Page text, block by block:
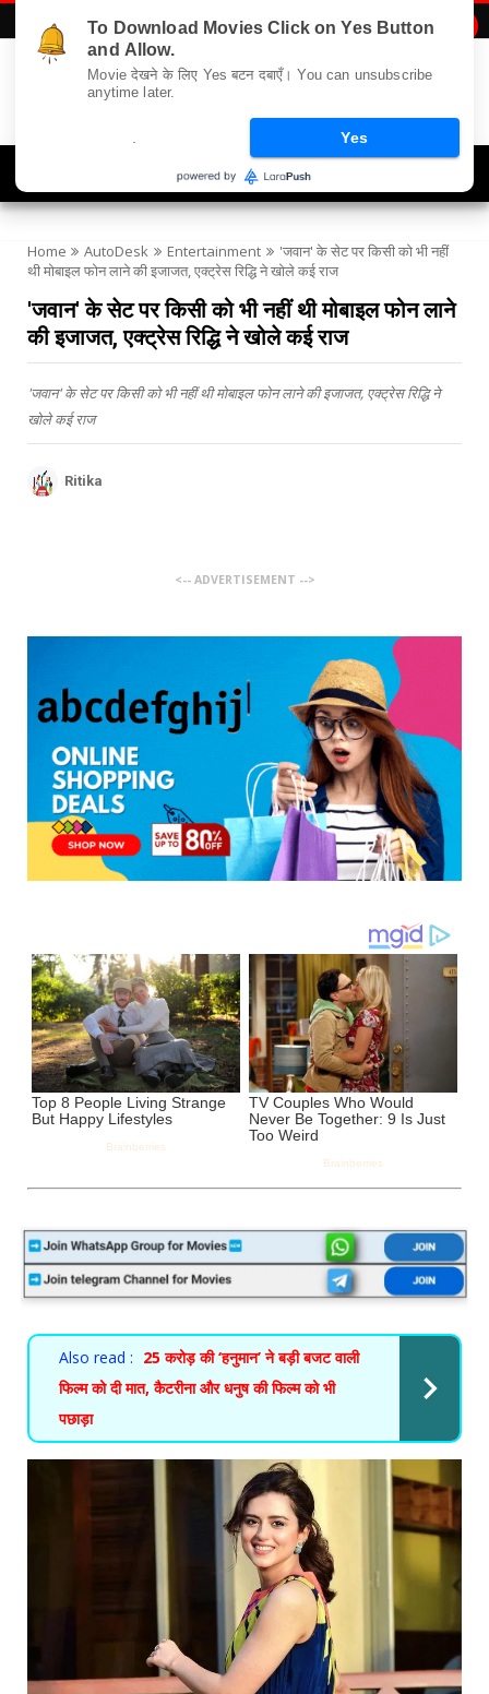
Home AutoDesk Entertainment
'जवान' के सेट पर किसी को भी नहीं
थी मोबाइल फोन लाने की इजाजत, एक्ट्रेस रिद्धि ने खोले कई राज
'जवान' के सेट पर किसी को भी नहीं थी मोबाइल फोन लाने
की इजाजत, एक्ट्रेस रिद्धि ने खोले कई राज
'जवान' के सेट पर किसी को भी नहीं थी मोबाइल फोन लाने की इजाजत, एक्ट्रेस रिद्धि ने
खोले कई राज
Ritika
<-- ADVERTISEMENT -->
Also read : 25 करोड़ की ‘हनुमान’ ने बड़ी बजट वाली
फिल्म को दी मात, कैटरीना और धनुष की फिल्म को भी
पछाड़ा
To Download Movies Click on Yes Button
and Allow.
Movie देखने के लिए Yes बटन दबाएँ। You can unsubscribe
anytime later.
Yes